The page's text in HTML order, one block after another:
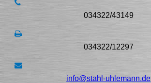
034322/43149
034322/12297
info@stahl-uhlemann.de